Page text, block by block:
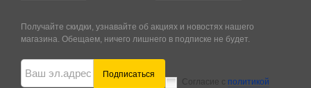
Получайте скидки, узнавайте об акциях и новостях нашего
магазина. Обещаем, ничего лишнего в подписке не будет.
Подписаться
Согласие с политикой